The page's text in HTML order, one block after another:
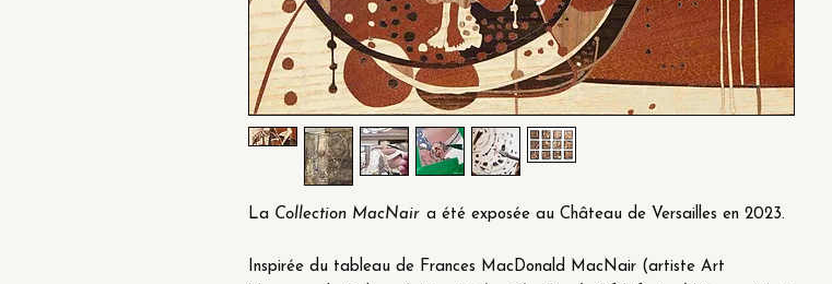
La Collection MacNair a été exposée au Château de Versailles en 2023.
Inspirée du tableau de Frances MacDonald MacNair (artiste Art